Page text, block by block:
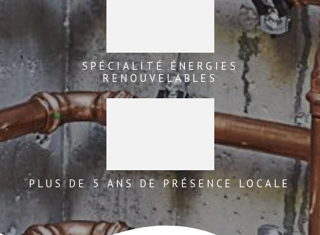
SPÉCIALITÉ ÉNERGIES
RENOUVELABLES
PLUS DE 5 ANS DE PRÉSENCE LOCALE